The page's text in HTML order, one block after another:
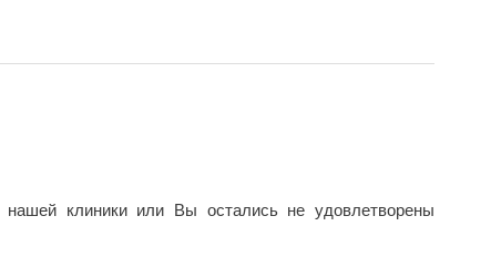
клиники или Вы остались не удовлетворены